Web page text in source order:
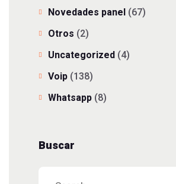
Novedades panel (67)
Otros (2)
Uncategorized (4)
Voip (138)
Whatsapp (8)
Buscar